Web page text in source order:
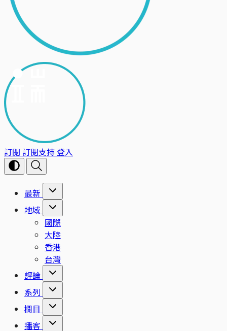
訂閱 訂閱支持登入
最新
地域
國際
大陸
香港
台灣
評論
系列
欄目
播客